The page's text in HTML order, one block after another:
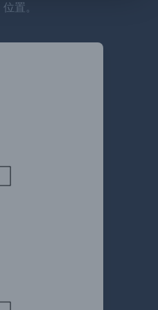
置。